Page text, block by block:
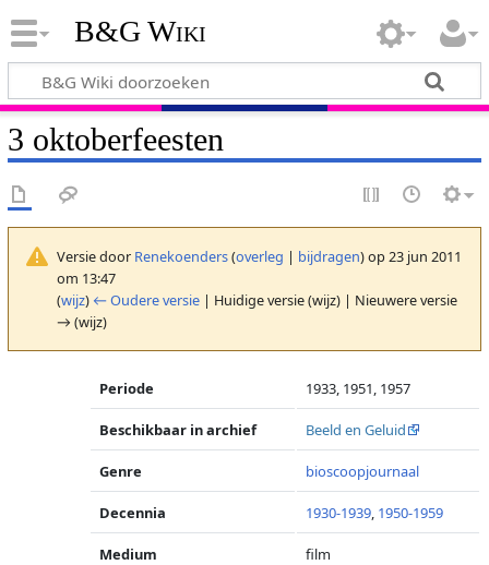
B&G Wiki
3 oktoberfeesten
Versie door Renekoenders(overleg | bijdragen)op 23 jun 2011
om 13:47
(wijz) ← Oudere versie| Huidige versie (wijz) | Nieuwere versie
→ (wijz)
Periode 1933, 1951, 1957
Beschikbaar in archief Beeld en Geluid
Genre bioscoopjournaal
Decennia 1930-1939, 1950-1959
Medium film